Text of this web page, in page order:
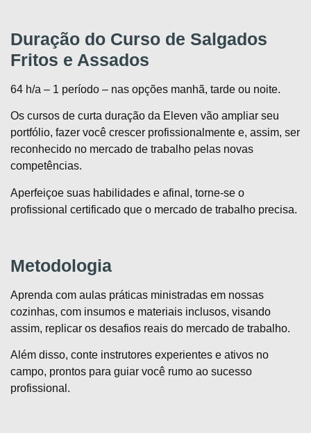
Duração do Curso de Salgados
Fritos e Assados
64 h/a – 1 período – nas opções manhã, tarde ou noite.
Os cursos de curta duração da Eleven vão ampliar seu
portfólio, fazer você crescer profissionalmente e, assim, ser
reconhecido no mercado de trabalho pelas novas
competências.
Aperfeiçoe suas habilidades e afinal, torne-se o
profissional certificado que o mercado de trabalho precisa.
Metodologia
Aprenda com aulas práticas ministradas em nossas
cozinhas, com insumos e materiais inclusos, visando
assim, replicar os desafios reais do mercado de trabalho.
Além disso, conte instrutores experientes e ativos no
campo, prontos para guiar você rumo ao sucesso
profissional.